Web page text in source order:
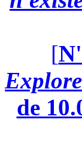
[
de